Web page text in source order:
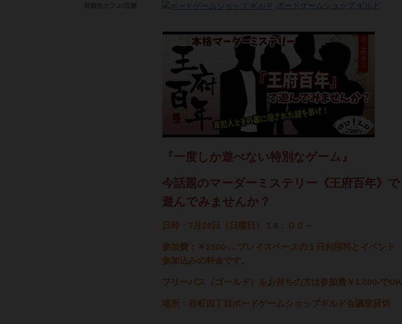
ボードゲームショップ ギルド
『一度しか遊べない特別なゲーム』
今話題のマーダーミステリー《王府百年》で
遊んでみませんか？
日時：7月28日（日曜日）１4：００～
参加費：￥2500-…プレイスペースの１日利用料とイベント
参加込みの料金です。
フリーパス（ゴールド）をお持ちの方は参加費￥1.000-でOK
場所：谷町四丁目ボードゲームショップギルド会議室貸切